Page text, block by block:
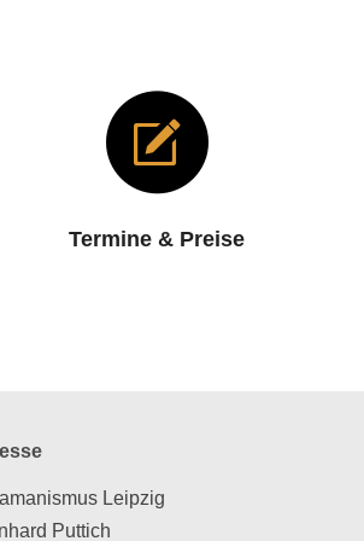
Termine & Preise
Leipzig
Puttich